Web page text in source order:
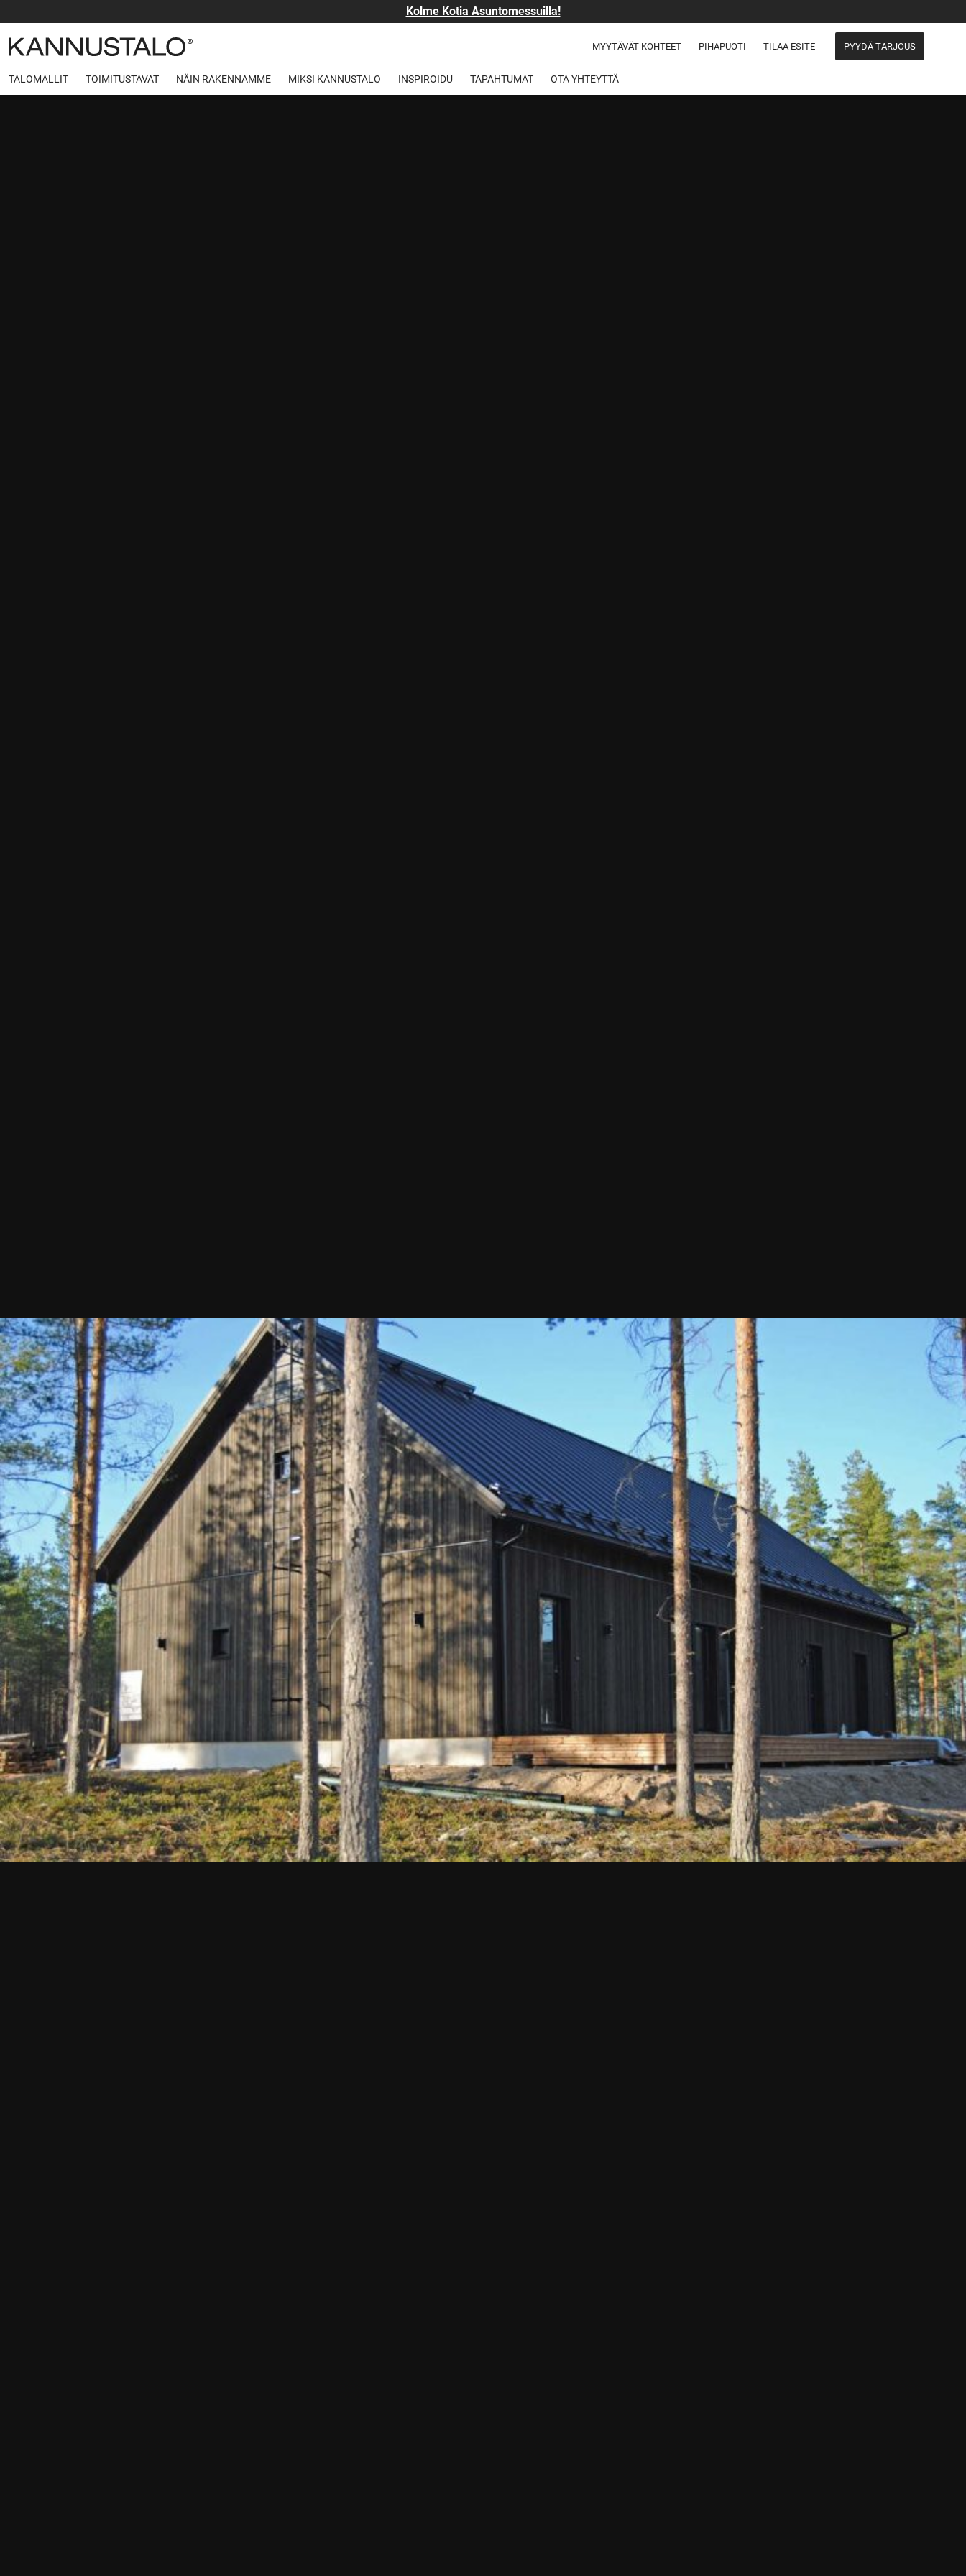
Kolme Kotia Asuntomessuilla!
MYYTÄVÄT KOHTEET PIHAPUOTI TILAA ESITE PYYDÄ TARJOUS
TALOMALLIT TOIMITUSTAVAT NÄIN RAKENNAMME MIKSI KANNUSTALO INSPIROIDU TAPAHTUMAT OTA YHTEYTTÄ
UUSI UNELMISTA KODIKSI-
TALOKIRJA ON JULKAISTU
Upea yli 200-sivuinen talokirja!
Tilaa esite